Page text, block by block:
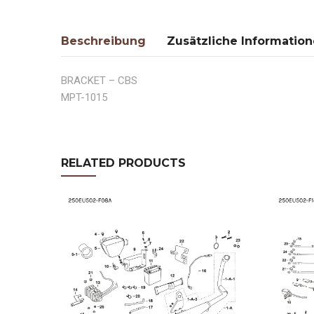
Beschreibung Zusätzliche
BRACKET – CBS
MPT-1015
RELATED PRODUCTS